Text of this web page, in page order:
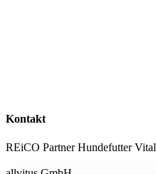
Kontakt
REiCO Partner Hundefutter Vital